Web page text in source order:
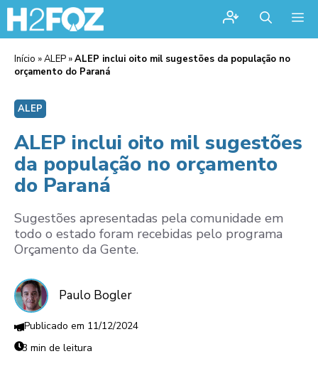
Início »ALEP »ALEP inclui oito mil sugestões da população no
orçamento do Paraná
ALEP
ALEP inclui oito mil sugestões
da população no orçamento
do Paraná
Sugestões apresentadas pela comunidade em
todo o estado foram recebidas pelo programa
Orçamento da Gente.
Paulo Bogler
11/12/2024
3 min de leitura